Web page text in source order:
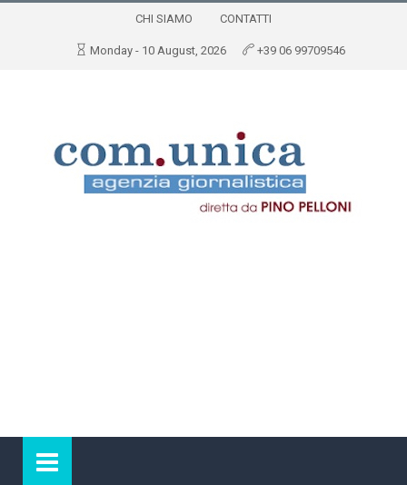
CHI SIAMO CONTATTI
Monday - 10 August, 2026 +39 06 99709546